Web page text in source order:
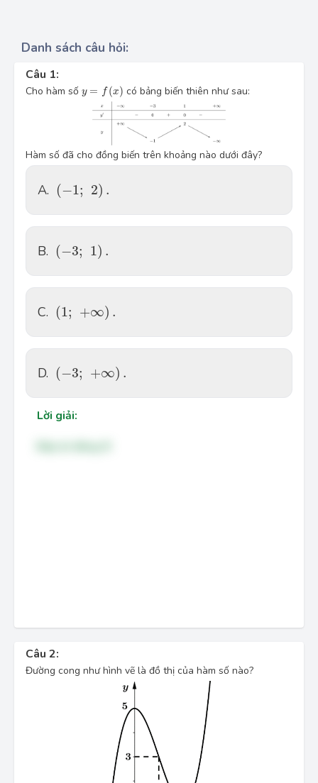
Danh sách câu hỏi:
Câu 1:
Cho hàm số y = f (x)
x) có bảng biến thiên như sau:
Hàm số đã cho đồng biến trên khoảng nào dưới đây?
A. (−1 ; 2) .
(− 12 ).
B. (−3; 1 ) .
(− 3;1 ).
C. (1 ; +∞) .
(1; ∞ ).
D. (−3; +∞) .
(− 3;+ ∞ .
Lời giải:
Câu 2:
Đường cong như hình vẽ là đồ thị của hàm số nào?